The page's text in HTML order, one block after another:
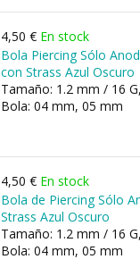
4,50 € En stock
Bola Piercing Sólo
con Strass Azul Oscuro
Tamaño: 1.2 mm / 16
Bola: 04 mm, 05 mm
4,50 € En stock
Bola de Piercing Sólo
Strass Azul Oscuro
Tamaño: 1.2 mm / 16
Bola: 04 mm, 05 mm